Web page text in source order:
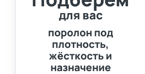
для вас
поролон под
плотность,
жёсткость и
назначение